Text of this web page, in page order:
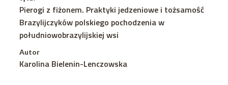
Pierogi z fiżonem. Praktyki jedzeniowe i tożsamość
Brazylijczyków polskiego pochodzenia w
południowobrazylijskiej wsi
Autor
Karolina Bielenin-Lenczowska